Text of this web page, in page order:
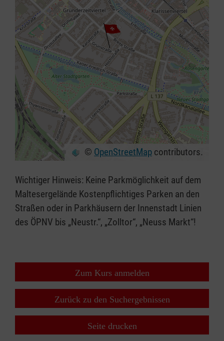
⇧
© OpenStreetMap contributors.
Wichtiger Hinweis: Keine Parkmöglichkeit auf dem
Maltesergelände Kostenpflichtiges Parken an den
Straßen oder in Parkhäusern der Innenstadt Linien
des ÖPNV bis „Neustr.“, „Zolltor“, „Neuss Markt“!
Zum Kurs anmelden
Zurück zu den Suchergebnissen
Seite drucken